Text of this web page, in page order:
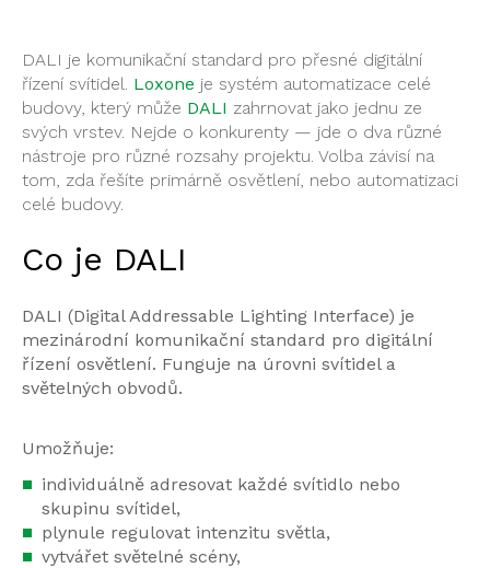
DALI je komunikační standard pro přesné digitální
řízení svítidel. Loxone je systém automatizace celé
budovy, který může DALI zahrnovat jako jednu ze
svých vrstev. Nejde o konkurenty — jde o dva různé
nástroje pro různé rozsahy projektu. Volba závisí na
tom, zda řešíte primárně osvětlení, nebo automatizaci
celé budovy.
Co je DALI
DALI (Digital Addressable Lighting Interface) je
mezinárodní komunikační standard pro digitální
řízení osvětlení. Funguje na úrovni svítidel a
světelných obvodů.
Umožňuje:
individuálně adresovat každé svítidlo nebo
skupinu svítidel,
plynule regulovat intenzitu světla,
vytvářet světelné scény,